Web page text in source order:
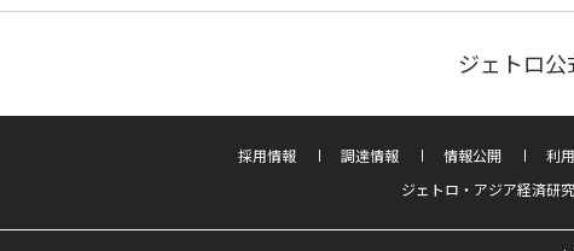
ジェトロ公
採用情報 調達情報 情報公開 利
ジェトロ・アジア経済研